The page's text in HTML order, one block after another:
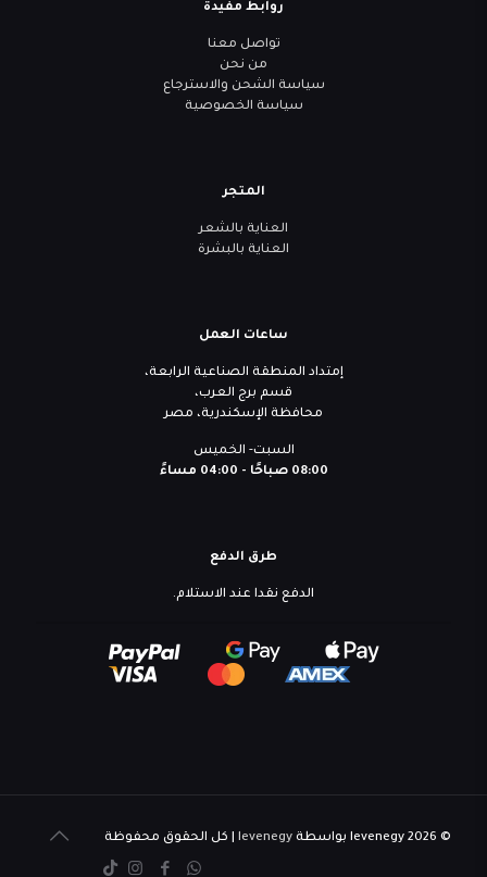
روابط مفيدة
تواصل معنا
من نحن
سياسة الشحن والاسترجاع
سياسة الخصوصية
المتجر
العناية بالشعر
العناية بالبشرة
ساعات العمل
إمتداد المنطقة الصناعية الرابعة،
قسم برج العرب،
محافظة الإسكندرية، مصر
السبت- الخميس
08:00 صباحًا - 04:00 مساءً
طرق الدفع
الدفع نقدا عند الاستلام.
© 2026 levenegy بواسطة levenegy | كل الحقوق محفوظة